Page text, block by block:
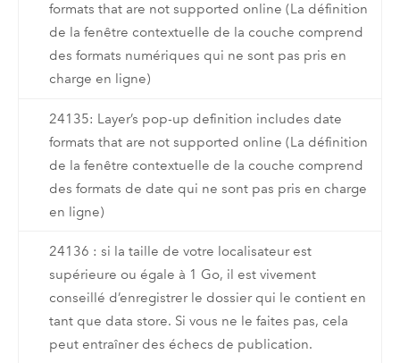
formats that are not supported online (La définition
de la fenêtre contextuelle de la couche comprend
des formats numériques qui ne sont pas pris en
charge en ligne)
24135: Layer’s pop-up definition includes date
formats that are not supported online (La définition
de la fenêtre contextuelle de la couche comprend
des formats de date qui ne sont pas pris en charge
en ligne)
24136 : si la taille de votre localisateur est
supérieure ou égale à 1 Go, il est vivement
conseillé d’enregistrer le dossier qui le contient en
tant que data store. Si vous ne le faites pas, cela
peut entraîner des échecs de publication.